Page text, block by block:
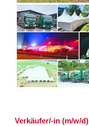
Verkäufer/-in (m/w/d)